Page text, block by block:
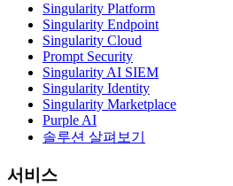
Singularity Platform
Singularity Endpoint
Singularity Cloud
Prompt Security
Singularity AI SIEM
Singularity Identity
Singularity Marketplace
Purple AI
솔루션 살펴보기
서비스